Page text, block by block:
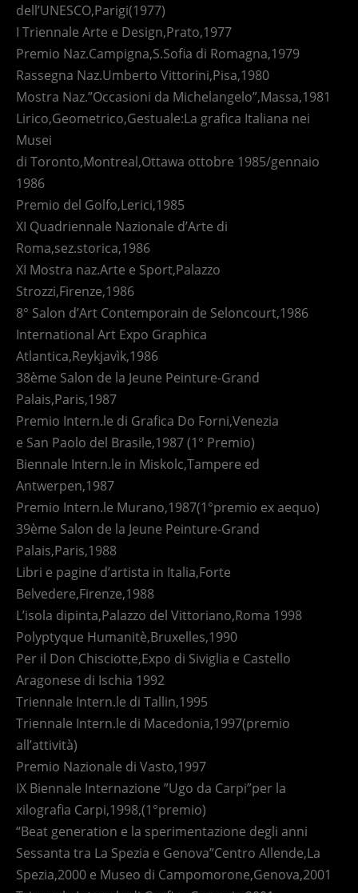
dell’UNESCO,Parigi(1977)
I Triennale Arte e Design,Prato,1977
Premio Naz.Campigna,S.Sofia di Romagna,1979
Rassegna Naz.Umberto Vittorini,Pisa,1980
Mostra Naz.”Occasioni da Michelangelo”,Massa,1981
Lirico,Geometrico,Gestuale:La grafica Italiana nei
Musei
di Toronto,Montreal,Ottawa ottobre 1985/gennaio
1986
Premio del Golfo,Lerici,1985
XI Quadriennale Nazionale d’Arte di
Roma,sez.storica,1986
XI Mostra naz.Arte e Sport,Palazzo
Strozzi,Firenze,1986
8° Salon d’Art Contemporain de Seloncourt,1986
International Art Expo Graphica
Atlantica,Reykjavìk,1986
38ème Salon de la Jeune Peinture-Grand
Palais,Paris,1987
Premio Intern.le di Grafica Do Forni,Venezia
e San Paolo del Brasile,1987 (1° Premio)
Biennale Intern.le in Miskolc,Tampere ed
Antwerpen,1987
Premio Intern.le Murano,1987(1°premio ex aequo)
39ème Salon de la Jeune Peinture-Grand
Palais,Paris,1988
Libri e pagine d’artista in Italia,Forte
Belvedere,Firenze,1988
L’isola dipinta,Palazzo del Vittoriano,Roma 1998
Polyptyque Humanitè,Bruxelles,1990
Per il Don Chisciotte,Expo di Siviglia e Castello
Aragonese di Ischia 1992
Triennale Intern.le di Tallin,1995
Triennale Intern.le di Macedonia,1997(premio
all’attività)
Premio Nazionale di Vasto,1997
IX Biennale Internazione ”Ugo da Carpi”per la
xilografia Carpi,1998,(1°premio)
“Beat generation e la sperimentazione degli anni
Sessanta tra La Spezia e Genova”Centro Allende,La
Spezia,2000 e Museo di Campomorone,Genova,2001